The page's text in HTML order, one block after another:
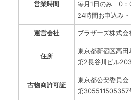
営業時間
毎月1日のみ 0：
24時間お申込み
運営会社 ブラザーズ株式会
住所
東京都新宿区高
第2長谷川ビル203
古物商許可証
東京都公安委員会
第305511505357